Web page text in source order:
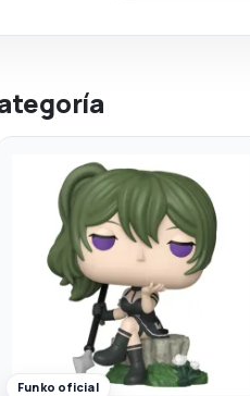
Funko oficial